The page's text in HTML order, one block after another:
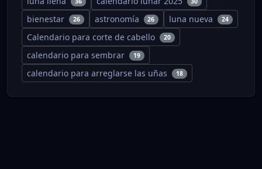
bienestar 26 astronomía 26 luna nueva 24
Calendario para corte de cabello 20
calendario para sembrar 19
calendario para arreglarse las uñas 18